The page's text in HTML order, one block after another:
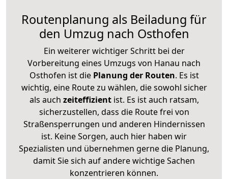
Routenplanung als Beiladung für
den Umzug nach Osthofen
Ein weiterer wichtiger Schritt bei der
Vorbereitung eines Umzugs von Hanau nach
Osthofen ist diePlanung der Routen. Es ist
wichtig, eine Route zu wählen, die sowohl sicher
als auch zeiteffizientist. Es ist auch ratsam,
sicherzustellen, dass die Route frei von
Straßensperrungen und anderen Hindernissen
ist. Keine Sorgen, auch hier haben wir
Spezialisten und übernehmen gerne die Planung,
damit Sie sich auf andere wichtige Sachen
konzentrieren können.